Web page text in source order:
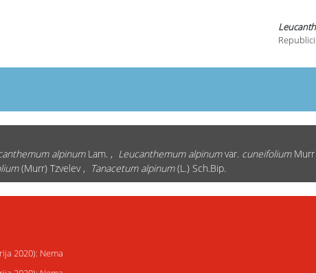
alpinumLam. , Leucanthemum alpinumvar. cuneifoliumMurr
(Murr) Tzvelev , Tanacetum alpinum(L.) Sch.Bip.
2020): Nema